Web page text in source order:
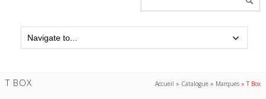
T BOX Accueil » Catalogue » Marques »T Box